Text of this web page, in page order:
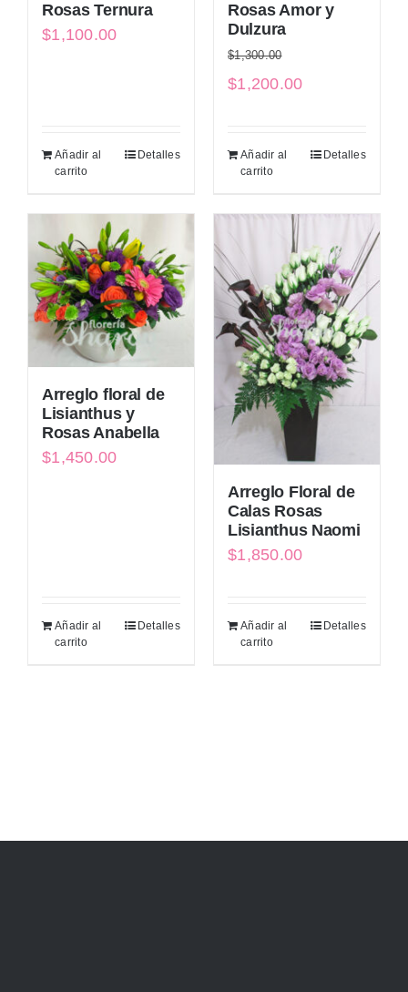
Rosas Ternura
$1,100.00
Añadir al
carrito
Detalles
Rosas Amor y
Dulzura
$1,300.00
El
era:
$1,200.00El
Añadir al
carrito
Detalles
Arreglo floral de
Lisianthus y
Rosas Anabella
$1,450.00
Añadir al
carrito
Detalles
Arreglo Floral de
Calas Rosas
Lisianthus Naomi
$1,850.00
Añadir al
carrito
Detalles